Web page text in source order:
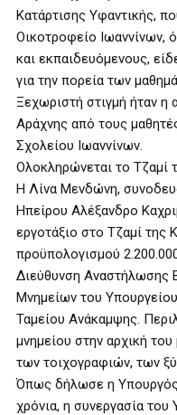
Κατάρτισης Υφαντικής,
Οικοτροφείο Ιωαννίνων,
και εκπαιδευόμενους,
για την πορεία των
Ξεχωριστή στιγμή ήταν
Αράχνης από τους
Σχολείου Ιωαννίνων.
Ολοκληρώνεται το Τζαμί
Η Λίνα Μενδώνη,
Ηπείρου Αλέξανδρο
εργοτάξιο στο Τζαμί της
προϋπολογισμού
Διεύθυνση Αναστήλωσης
Μνημείων του
Ταμείου Ανάκαμψης.
μνημείου στην αρχική
των τοιχογραφιών, των
Όπως δήλωσε η
χρόνια, η συνεργασία